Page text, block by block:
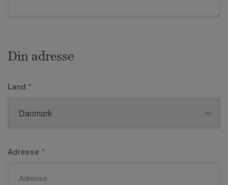
Din adresse
Land *
Adresse *